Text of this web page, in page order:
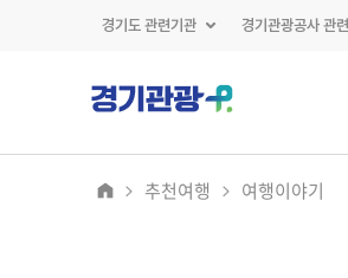
경기도 관련기관 경기관광공사 관
추천여행 여행이야기